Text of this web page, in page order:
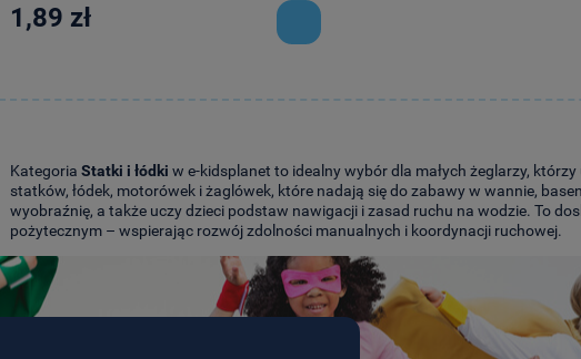
1,89 zł
Kategoria Statki i łódki w e-kidsplanet to idealny wybór dla małych żeglarzy,
statków, łódek, motorówek i żaglówek, które nadają się do zabawy w wannie,
wyobraźnię, a także uczy dzieci podstaw nawigacji i zasad ruchu na wodzie. To
pożytecznym – wspierając rozwój zdolności manualnych i koordynacji ruchowej.